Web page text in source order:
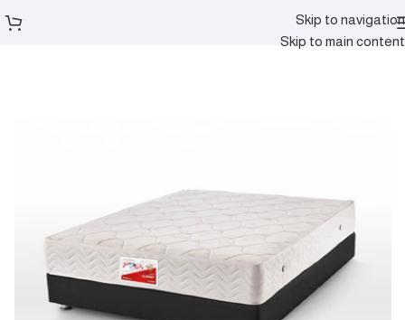
Skip to navigation
Skip to main content
الرئيسية مراتب